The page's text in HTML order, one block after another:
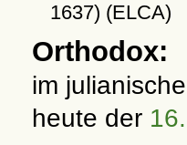
1637) (ELCA)
Orthodox:
im
heute der